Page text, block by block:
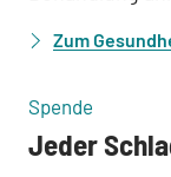
Zum
Spende
Jeder